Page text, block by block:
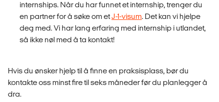
internships. Når du har funnet et internship, trenger du
en partner for å søke om etJ-1-visum. Det kan vi hjelpe
deg med. Vi har lang erfaring med internship i utlandet,
så ikke nøl med å ta kontakt!
Hvis du ønsker hjelp til å finne en praksisplass, bør du
kontakte oss minst fire til seks måneder før du planlegger å
dra.